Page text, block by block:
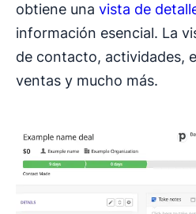
obtiene una vista de
información esencial. La
de contacto, actividades,
ventas y mucho más.